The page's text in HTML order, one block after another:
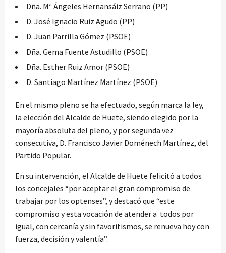
Dña. Mª Ángeles Hernansáiz Serrano (PP)
D. José Ignacio Ruiz Agudo (PP)
D. Juan Parrilla Gómez (PSOE)
Dña. Gema Fuente Astudillo (PSOE)
Dña. Esther Ruiz Amor (PSOE)
D. Santiago Martínez Martínez (PSOE)
En el mismo pleno se ha efectuado, según marca la ley,
la elección del Alcalde de Huete, siendo elegido por la
mayoría absoluta del pleno, y por segunda vez
consecutiva, D. Francisco Javier Doménech Martínez, del
Partido Popular.
En su intervención, el Alcalde de Huete felicitó a todos
los concejales “por aceptar el gran compromiso de
trabajar por los optenses”, y destacó que “este
compromiso y esta vocación de atender a todos por
igual, con cercanía y sin favoritismos, se renueva hoy con
fuerza, decisión y valentía”.